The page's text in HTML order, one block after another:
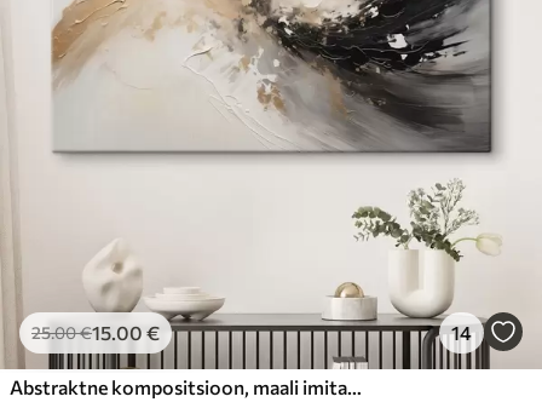
25.00€15.00 € 14
Abstraktne kompositsioon, maali imitatsioon